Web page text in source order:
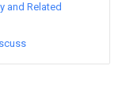
and Related